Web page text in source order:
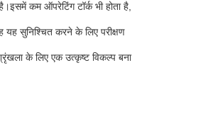
कम ऑपरेटिंग टॉर्क भी होता है,
यह सुनिश्चित करने के लिए परीक्षण
के लिए एक उत्कृष्ट विकल्प बना